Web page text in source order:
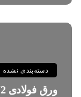
دسته‌بندی نشده